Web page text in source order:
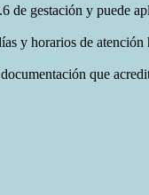
de gestación y puede
y horarios de atención
que